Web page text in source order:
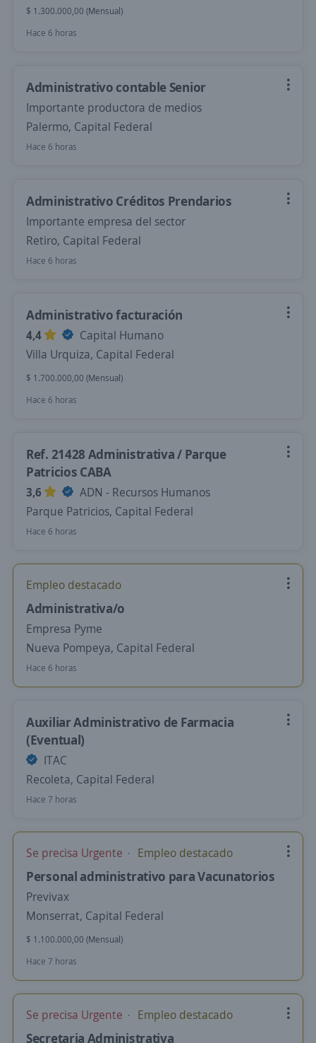
$ 1.300.000,00 (Mensual)
Hace 6 horas
Administrativo contable Senior
Importante productora de medios
Palermo, Capital Federal
Hace 6 horas
Administrativo Créditos Prendarios
Importante empresa del sector
Retiro, Capital Federal
Hace 6 horas
Administrativo facturación
4,4
Capital Humano
Villa Urquiza, Capital Federal
$ 1.700.000,00 (Mensual)
Hace 6 horas
Ref. 21428 Administrativa / Parque
Patricios CABA
3,6
ADN - Recursos Humanos
Parque Patricios, Capital Federal
Hace 6 horas
Empleo destacado
Administrativa/o
Empresa Pyme
Nueva Pompeya, Capital Federal
Hace 6 horas
Auxiliar Administrativo de Farmacia
(Eventual)
ITAC
Recoleta, Capital Federal
Hace 7 horas
Se precisa Urgente Empleo destacado
Personal administrativo para Vacunatorios
Previvax
Monserrat, Capital Federal
$ 1.100.000,00 (Mensual)
Hace 7 horas
Se precisa Urgente Empleo destacado
Secretaria Administrativa